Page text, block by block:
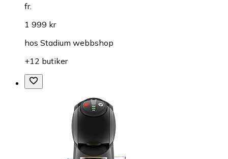
fr.
1 999 kr
hos Stadium webbshop
+12 butiker